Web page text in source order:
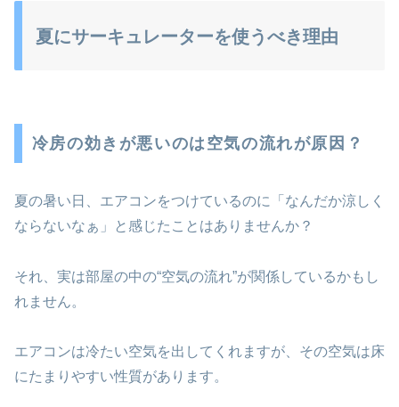
夏にサーキュレーターを使うべき理由
冷房の効きが悪いのは空気の流れが原因？
夏の暑い日、エアコンをつけているのに「なんだか涼しく
ならないなぁ」と感じたことはありませんか？
それ、実は部屋の中の“空気の流れ”が関係しているかもし
れません。
エアコンは冷たい空気を出してくれますが、その空気は床
にたまりやすい性質があります。